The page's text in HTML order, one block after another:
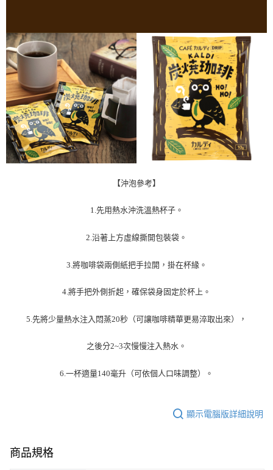
https://aftee.tw/terms/#terms3
３．未成年的使用者請事先徵得法定代理人或監護人之同意方可使用
「AFTEE先享後付」，若未經同意申辦者引起之損失，本公司不負相關責
任。
４．使用「AFTEE先享後付」時，將依據個別帳號之用戶狀況，依本公司即
時審查核予不同之上限額度；若仍有額度不足之情形，本公司將視審查結果
請求用戶進行身份認證。
５．嚴禁一人註冊多個帳號或使用他人資訊註冊。若發現惡意使用之情形，
恩沛科技股份有限公司將有權停止該用戶之使用額度並採取法律行動。
【沖泡參考】
1.先用熱水沖洗溫熱杯子。
2. 沿著上方虛線撕開包裝袋。
3. 將咖啡袋兩側紙把手拉開，掛在杯緣。
4. 將手把外側折起，確保袋身固定於杯上。
5. 先將少量熱水注入悶蒸20秒（可讓咖啡精華更易淬取出來），
之後分2~3次慢慢注入熱水。
6. 一杯適量140毫升（可依個人口味調整）。
顯示電腦版詳細說明
商品規格